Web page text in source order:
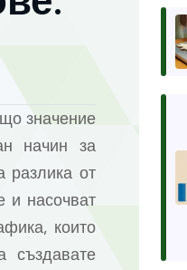
значение
начин за
разлика от
и насочват
които
създавате